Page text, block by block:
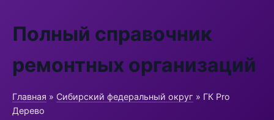
Полный справочник
ремонтных организаций
Главная » Сибирский федеральный округ » ГК Pro
Дерево